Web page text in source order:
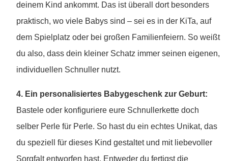
deinem Kind ankommt. Das ist überall dort besonders
praktisch, wo viele Babys sind – sei es in der KiTa, auf
dem Spielplatz oder bei großen Familienfeiern. So weißt
du also, dass dein kleiner Schatz immer seinen eigenen,
individuellen Schnuller nutzt.
4. Ein personalisiertes Babygeschenk zur Geburt:
Bastele oder konfiguriere eure Schnullerkette doch
selber Perle für Perle. So hast du ein echtes Unikat, das
du speziell für dieses Kind gestaltet und mit liebevoller
Sorgfalt entworfen hast. Entweder du fertigst die